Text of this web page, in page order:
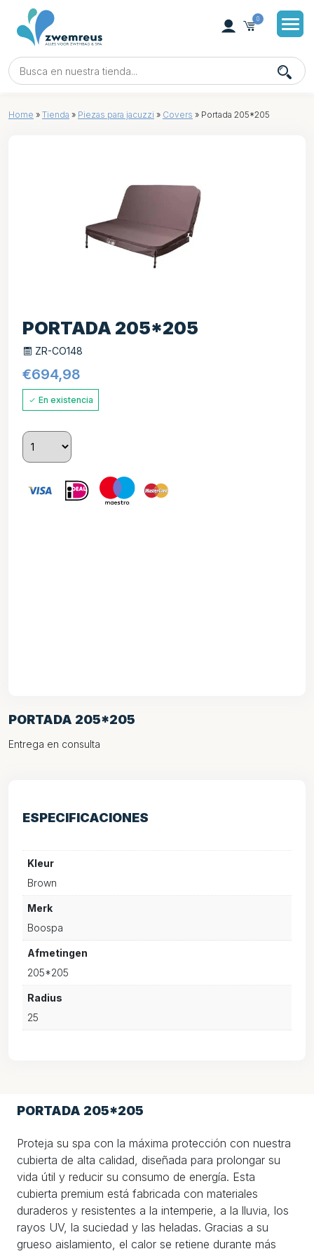
0
Home » Tienda » Piezas para jacuzzi » Covers » Portada 205*205
PORTADA 205*205
Entrega en consulta
ESPECIFICACIONES
Kleur
Brown
Merk
Boospa
Afmetingen
205*205
Radius
25
PORTADA 205*205
ZR-CO148
€694,98
En existencia
PORTADA 205*205
Proteja su spa con la máxima protección con nuestra
cubierta de alta calidad, diseñada para prolongar su
vida útil y reducir su consumo de energía. Esta
cubierta premium está fabricada con materiales
duraderos y resistentes a la intemperie, a la lluvia, los
rayos UV, la suciedad y las heladas. Gracias a su
grueso aislamiento, el calor se retiene durante más